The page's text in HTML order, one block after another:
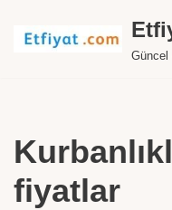
İçeriğe
Güncel
fiyatlar